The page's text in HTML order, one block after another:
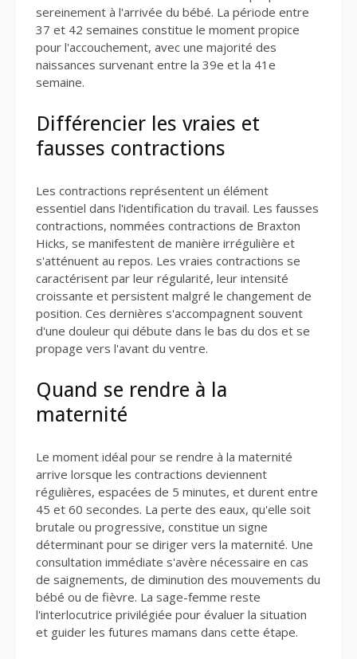
sereinement à l'arrivée du bébé. La période entre
37 et 42 semaines constitue le moment propice
pour l'accouchement, avec une majorité des
naissances survenant entre la 39e et la 41e
semaine.
Différencier les vraies et
fausses contractions
Les contractions représentent un élément
essentiel dans l'identification du travail. Les fausses
contractions, nommées contractions de Braxton
Hicks, se manifestent de manière irrégulière et
s'atténuent au repos. Les vraies contractions se
caractérisent par leur régularité, leur intensité
croissante et persistent malgré le changement de
position. Ces dernières s'accompagnent souvent
d'une douleur qui débute dans le bas du dos et se
propage vers l'avant du ventre.
Quand se rendre à la
maternité
Le moment idéal pour se rendre à la maternité
arrive lorsque les contractions deviennent
régulières, espacées de 5 minutes, et durent entre
45 et 60 secondes. La perte des eaux, qu'elle soit
brutale ou progressive, constitue un signe
déterminant pour se diriger vers la maternité. Une
consultation immédiate s'avère nécessaire en cas
de saignements, de diminution des mouvements du
bébé ou de fièvre. La sage-femme reste
l'interlocutrice privilégiée pour évaluer la situation
et guider les futures mamans dans cette étape.